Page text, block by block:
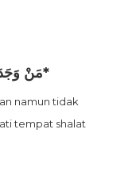
*مَنْ وَجَدَ سَعَةً فَلَمْ يُضَحِّ، فَلَا يَقْرَبَنَّ مُصَلَّانَا*
namun tidak
tempat shalat